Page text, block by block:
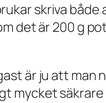
skriva
det är 200 g
är ju att man
mycket